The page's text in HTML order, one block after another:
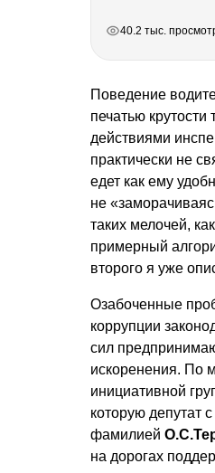
40.2 тыс.
Поведение
печатью крутости
действиями
практически не
едет как ему
не
таких мелочей,
примерный
второго я уже
Озабоченные
коррупции
сил
искоренения. По
инициативной
которую депутат
фамилией
на дорогах